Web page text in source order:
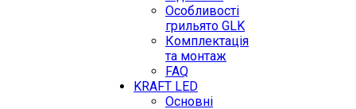
Особливості
грильято GLK
Комплектація
та монтаж
FAQ
KRAFT LED
Основні